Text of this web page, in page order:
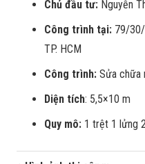
Chủ đầu tư: Nguyễn
Công trình tại: 79/30/
TP. HCM
Công trình: Sửa chữa
Diện tích: 5,5×10 m
Quy mô: 1 trệt 1 lửng